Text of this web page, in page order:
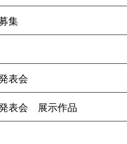
集
表会
表会 展示作品